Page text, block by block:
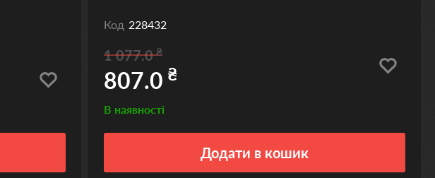
Код 228432
1 077.0 ₴
807.0 ₴
В наявності
Додати в кошик